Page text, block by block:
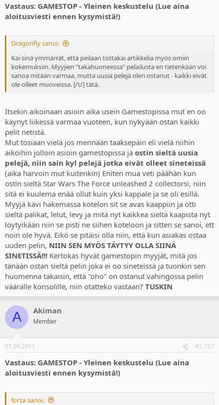
Vastaus: GAMESTOP - Yleinen keskustelu (Lue aina
aloitusviesti ennen kysymistä!)
Dragonfly sanoi:
Kai sinä ymmärrät, että peilaan tottakai artikkelia myös omiin
kokemuksiin. Myyjien "takahuoneessa" pelailusta en tietenkään voi
sanoa mitään varmaa, mutta uusia pelejä olen ostanut - kaikki eivät
ole olleet muoveissa. [/U] tätä.
Itsekin aikoinaan asioin aika usein Gamestopissa mut en oo
käynyt liikessä varmaa vuoteen, kun nykyään ostan kaikki
pelit netistä.
Mut tosiaan vielä jos mennään taaksepäin eli vielä niihin
aikoihin jolloin asioin gamestopissa ja ostin sieltä uusia
pelejä, niin sain kyl pelejä jotka eivät olleet sineteissä
(aika harvoin mut kuitenkin) Eniten mua veti päähän kun
ostin sieltä Star Wars The Force unleashed 2 collectorsi, niin
sitä ei kuulema enää ollut kuin yksi kappale ja se oli esillä.
Myyjä kävi hakemassa kotelon sit se avas kaappiin ja otti
sieltä palikat, lelut, levy ja mitä nyt kaikkea sieltä kaapista nyt
löytyikään niin se pisti ne siihen koteloon ja sitten se sanoi, ett
noin ole hyvä. Eikö se pitäisi olla niin, että kun asiakas ostaa
uuden pelin, NIIN SEN MYÖS TÄYTYY OLLA SIINÄ
SINETISSÄ!!! Kertokas hyvät gamestopin myyjät, mitä jos
tänään ostan sieltä pelin joka ei oo sineteissä ja tuonkin sen
huomenna takaisin, että "oho" on ostanut vahingossa pelin
väärälle konsolille, niin otatteko vastaan? TUSKIN
A Akiman
Member
01.09.2011 #2 757
Vastaus: GAMESTOP - Yleinen keskustelu (Lue aina
aloitusviesti ennen kysymistä!)
forza sanoi: